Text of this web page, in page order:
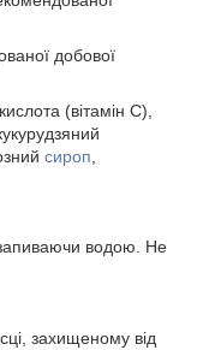
добової
(вітамін C),
сироп
водою. Не
захищеному від